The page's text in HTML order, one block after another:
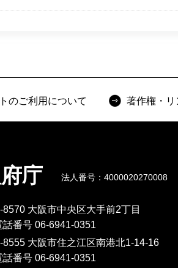
のご利用について 著作権・リ
庁 法人番号：4000020270008
8570 大阪市中央区大手前2丁目
話番号 06-6941-0351
8555 大阪市住之江区南港北1-14-16
話番号 06-6941-0351